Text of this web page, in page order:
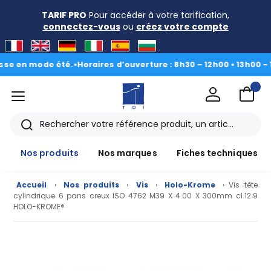
TARIF PRO Pour accéder à votre tarification,
connectez-vousou créez votre compte
mode été.• Horaires d’ouverture : 8h30 – 12h00 • 13h00 -
menu
Rechercher
Nos produits
Nos marques Fiches techniques
Accueil › Nos produits › Vis › Holo-Krome
› Vis tête
cylindrique 6 pans creux ISO 4762 M39 X 4.00 X 300mm cl.12.9
HOLO-KROME®